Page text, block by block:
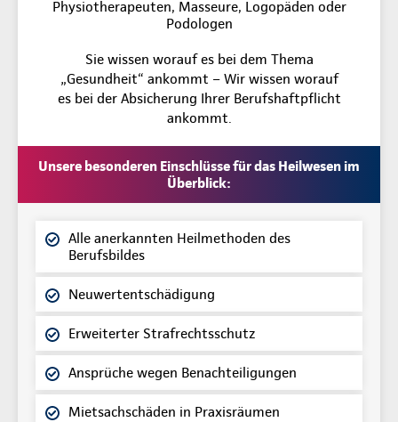
Physiotherapeuten, Masseure, Logopäden oder
Podologen
Sie wissen worauf es bei dem Thema
„Gesundheit“ ankommt – Wir wissen worauf
es bei der Absicherung Ihrer Berufshaftpflicht
ankommt.
Unsere besonderen Einschlüsse für das Heilwesen im
Überblick:
Alle anerkannten Heilmethoden des
Berufsbildes
Neuwertentschädigung
Erweiterter Strafrechtsschutz
Ansprüche wegen Benachteiligungen
Mietsachschäden in Praxisräumen